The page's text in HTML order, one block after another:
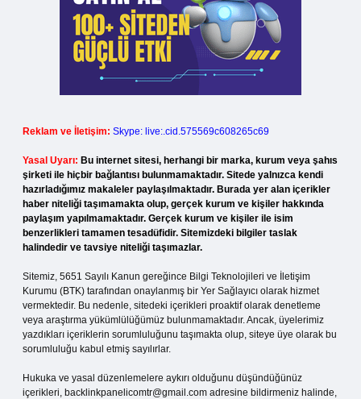
Reklam ve İletişim: Skype: live:.cid.575569c608265c69
Yasal Uyarı: Bu internet sitesi, herhangi bir marka, kurum veya şahıs
şirketi ile hiçbir bağlantısı bulunmamaktadır. Sitede yalnızca kendi
hazırladığımız makaleler paylaşılmaktadır. Burada yer alan içerikler
haber niteliği taşımamakta olup, gerçek kurum ve kişiler hakkında
paylaşım yapılmamaktadır. Gerçek kurum ve kişiler ile isim
benzerlikleri tamamen tesadüfidir. Sitemizdeki bilgiler taslak
halindedir ve tavsiye niteliği taşımazlar.
Sitemiz, 5651 Sayılı Kanun gereğince Bilgi Teknolojileri ve İletişim
Kurumu (BTK) tarafından onaylanmış bir Yer Sağlayıcı olarak hizmet
vermektedir. Bu nedenle, sitedeki içerikleri proaktif olarak denetleme
veya araştırma yükümlülüğümüz bulunmamaktadır. Ancak, üyelerimiz
yazdıkları içeriklerin sorumluluğunu taşımakta olup, siteye üye olarak bu
sorumluluğu kabul etmiş sayılırlar.
Hukuka ve yasal düzenlemelere aykırı olduğunu düşündüğünüz
içerikleri, backlinkpanelicomtr@gmail.com adresine bildirmeniz halinde,